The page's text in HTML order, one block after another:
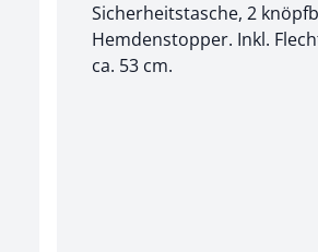
Sicherheitstasche, 2
Hemdenstopper. Inkl.
ca. 53 cm.